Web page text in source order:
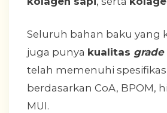
Seluruh bahan baku yang
juga punya kualitas
telah memenuhi
berdasarkan CoA, BPOM,
MUI.